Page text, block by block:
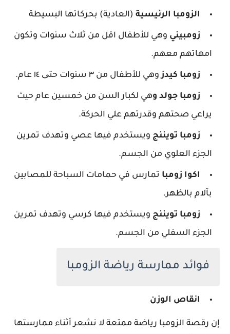
الزومبا الرئيسية (العادية) بحركاتها البسيطة
زومبيني وهي للأطفال اقل من ثلاث سنوات وتكون
امهاتهم معهم.
زومبا كيدزوهي للأطفال من ٣ سنوات حتی ١٤ عام.
زومبا جولد وهي لكبار السن من خمسين عام حيث
يراعي صحتهم وقدرتهم علي الحركة.
زومبا تويننج ويستخدم فيها عصي وتهدف تمرين
الجزء العلوي من الجسم.
اكوا زومبا تمارس في حمامات السباحة للمصابين
بآلام بالظهر.
زومبا تويننج ويستخدم فيها كرسي وتهدف تمرين
الجزء السفلي من الجسم.
فوائد ممارسة رياضة الزومبا
انقاص الوزن
إن رقصة الزومبا رياضة ممتعة لا نشعر أثناء ممارستها